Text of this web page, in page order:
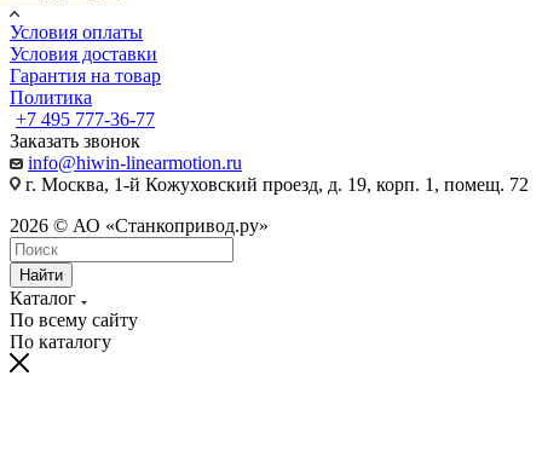
Условия оплаты
Условия доставки
Гарантия на товар
Политика
+7 495 777-36-77
Заказать звонок
info@hiwin-linearmotion.ru
г. Москва, 1-й Кожуховский проезд, д. 19, корп. 1, помещ. 72
2026 © АО «Станкопривод.ру»
Найти
Каталог
По всему сайту
По каталогу